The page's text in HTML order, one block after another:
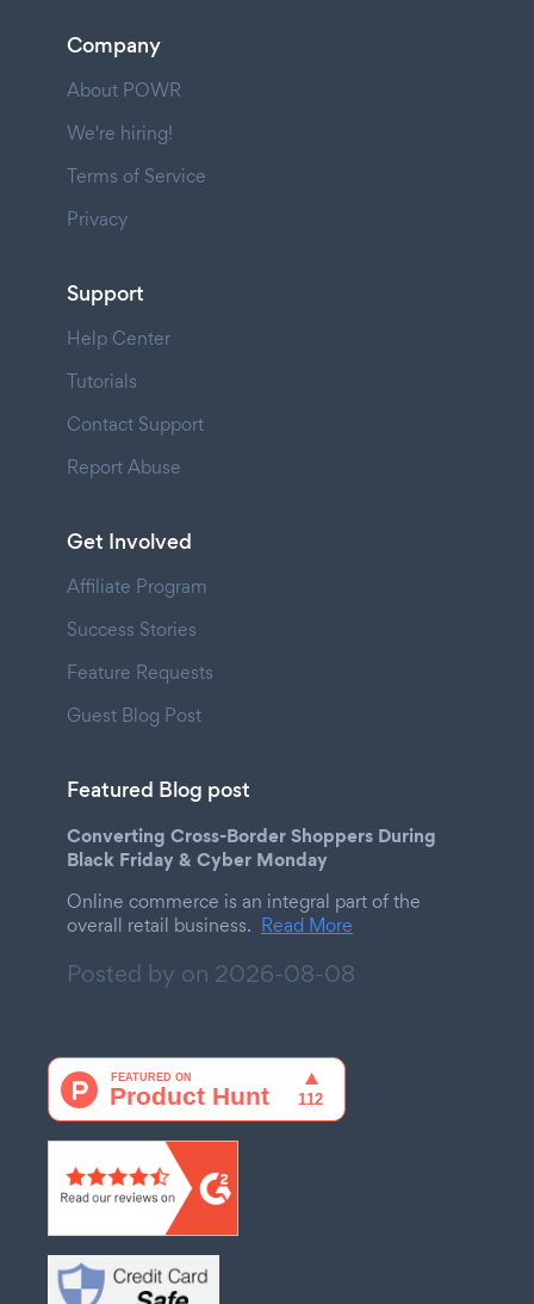
Company
About POWR
We're hiring!
Terms of Service
Privacy
Support
Help Center
Tutorials
Contact Support
Report Abuse
Get Involved
Affiliate Program
Success Stories
Feature Requests
Guest Blog Post
Featured Blog post
Converting Cross-Border Shoppers During
Black Friday & Cyber Monday
Online commerce is an integral part of the
overall retail business. Read More
Posted by on 2026-08-08